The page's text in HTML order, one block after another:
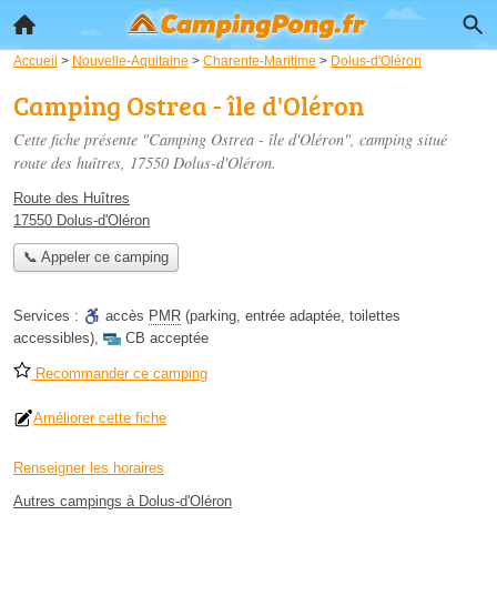
Accueil > Nouvelle-Aquitaine > Charente-Maritime > Dolus-d'Oléron
Camping Ostrea - île d'Oléron
Cette fiche présente "Camping Ostrea - île d'Oléron", camping situé
route des huîtres, 17550 Dolus-d'Oléron.
Route des Huîtres
17550 Dolus-d'Oléron
📞 Appeler ce camping
Services : accès PMR (parking, entrée adaptée, toilettes
accessibles), CB acceptée
Recommander ce camping
Améliorer cette fiche
Renseigner les horaires
Autres campings à Dolus-d'Oléron